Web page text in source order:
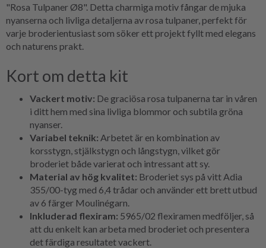
"Rosa Tulpaner Ø8". Detta charmiga motiv fångar de mjuka
nyanserna och livliga detaljerna av rosa tulpaner, perfekt för
varje broderientusiast som söker ett projekt fyllt med elegans
och naturens prakt.
Kort om detta kit
Vackert motiv: De graciösa rosa tulpanerna tar in våren
i ditt hem med sina livliga blommor och subtila gröna
nyanser.
Variabel teknik: Arbetet är en kombination av
korsstygn, stjälkstygn och långstygn, vilket gör
broderiet både varierat och intressant att sy.
Material av hög kvalitet: Broderiet sys på vitt Adia
355/00-tyg med 6,4 trådar och använder ett brett utbud
av 6 färger Moulinégarn.
Inkluderad flexiram: 5965/02 flexiramen medföljer, så
att du enkelt kan arbeta med broderiet och presentera
det färdiga resultatet vackert.